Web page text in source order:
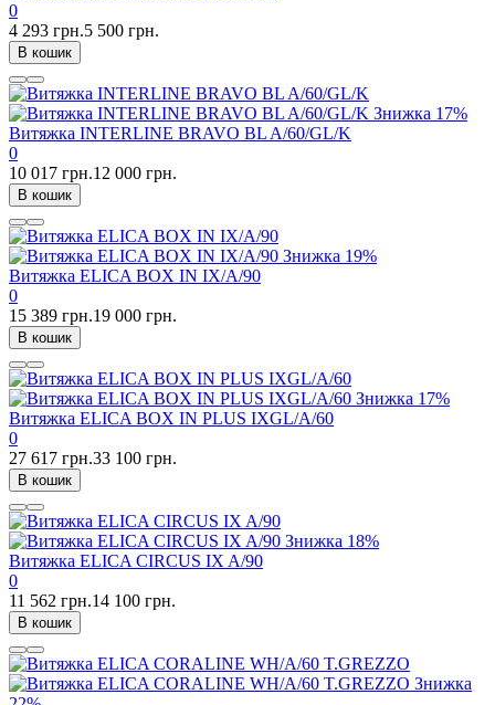
0
4 293 грн.5 500 грн.
В кошик
Знижка 17%
Витяжка INTERLINE BRAVO BL A/60/GL/K
0
10 017 грн.12 000 грн.
В кошик
Знижка 19%
Витяжка ELICA BOX IN IX/A/90
0
15 389 грн.19 000 грн.
В кошик
Знижка 17%
Витяжка ELICA BOX IN PLUS IXGL/A/60
0
27 617 грн.33 100 грн.
В кошик
Знижка 18%
Витяжка ELICA CIRCUS IX A/90
0
11 562 грн.14 100 грн.
В кошик
Знижка